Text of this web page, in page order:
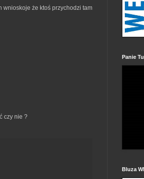
wnioskoje że ktoś przychodzi tam
czy nie ?
Panie
Bluza